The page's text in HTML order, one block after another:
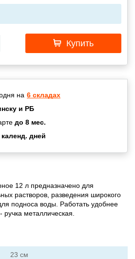
Купить
на 6 складах
и РБ
до 8 мес.
календ. дней
12 л предназначено для
растворов, разведения широкого
подноса воды. Работать удобнее
ручка металлическая.
23 см